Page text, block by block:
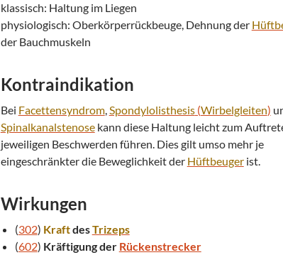
klassisch: Haltung im Liegen
physiologisch: Oberkörperrückbeuge, Dehnung der
der Bauchmuskeln
Kontraindikation
Bei Facettensyndrom,Spondylolisthesis(Wirbelgleiten)
Spinalkanalstenosekann diese Haltung leicht zum
jeweiligen Beschwerden führen. Dies gilt umso mehr je
eingeschränkter die Beweglichkeit der Hüftbeugerist.
Wirkungen
(302) KraftdesTrizeps
(602) Kräftigung der Rückenstrecker